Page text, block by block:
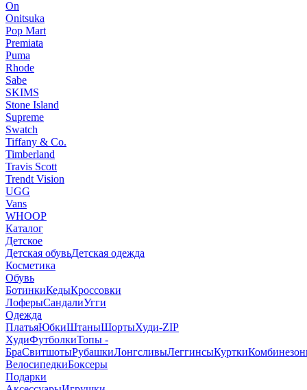
On
Onitsuka
Pop Mart
Premiata
Puma
Rhode
Sabe
SKIMS
Stone Island
Supreme
Swatch
Tiffany & Co.
Timberland
Travis Scott
Trendt Vision
UGG
Vans
WHOOP
Каталог
Детское
Детская обувьДетская одежда
Косметика
Обувь
БотинкиКедыКроссовки
ЛоферыСандалиУгги
Одежда
ПлатьяЮбкиШтаныШортыХуди-ZIP
ХудиФутболкиТопы -
БраСвитшотыРубашкиЛонгсливыЛеггинсыКуртки
ВелосипедкиБоксеры
Подарки